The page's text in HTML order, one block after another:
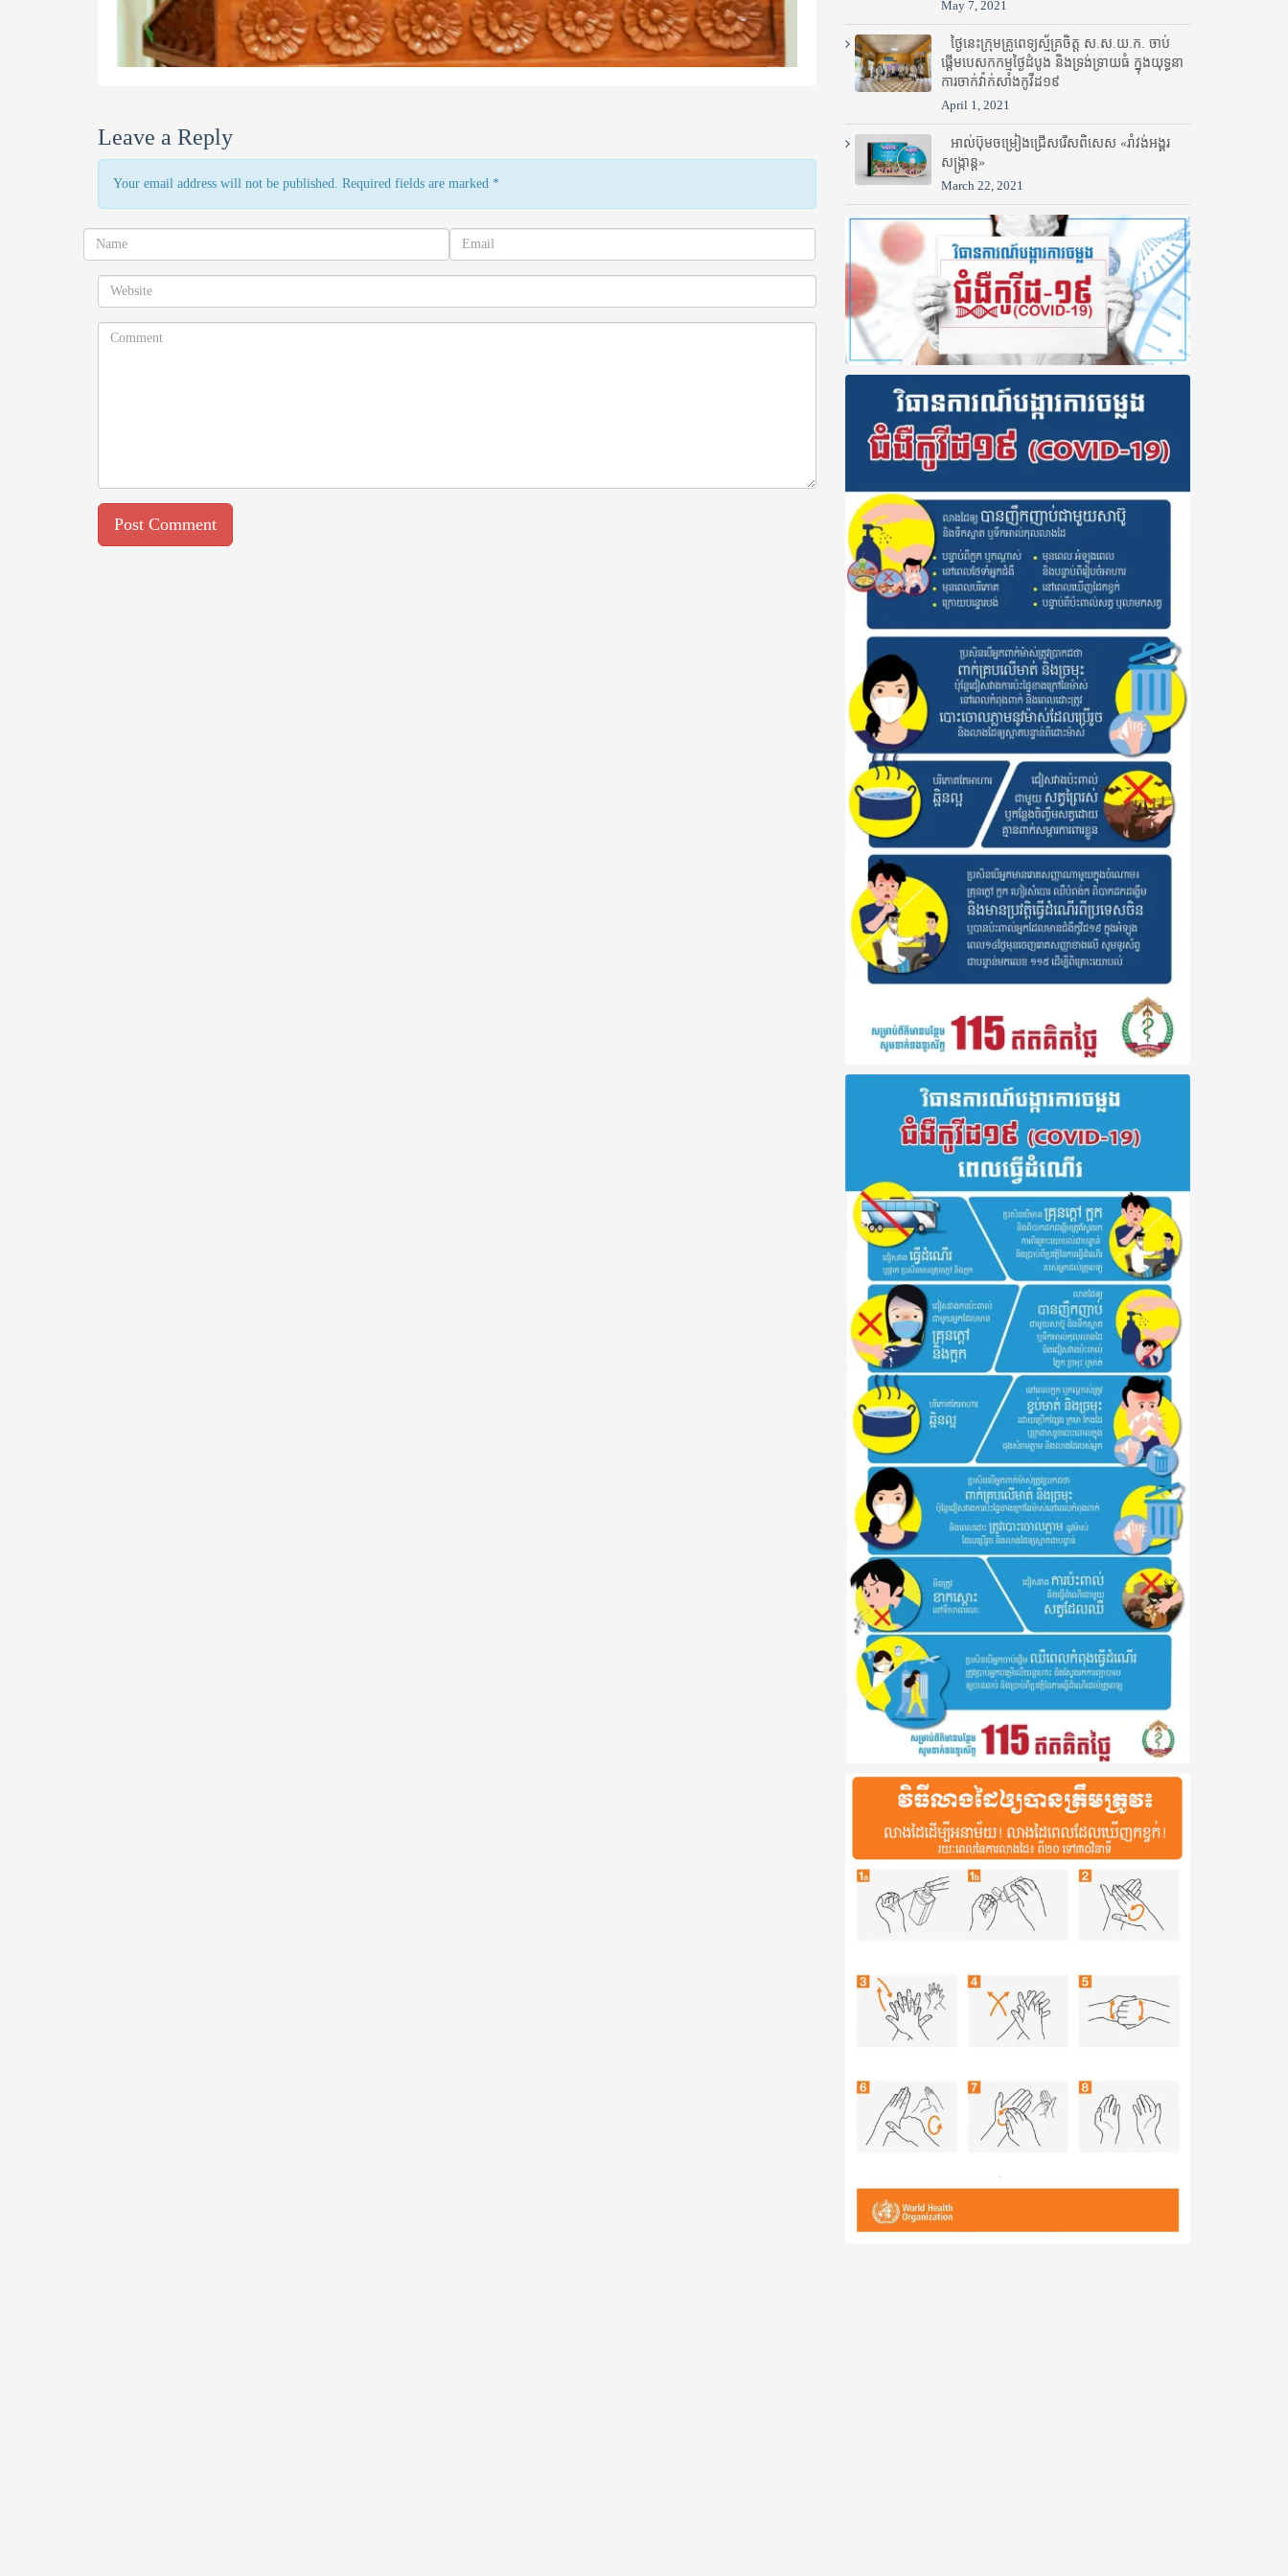
Leave a Reply
Your email address will not be published. Required fields are marked *
May 7, 2021
ថ្ងៃនេះក្រុមគ្រូពេទ្យស្ម័គ្រចិត្ត ស.ស.យ.ក. ចាប់
ផ្តើមបេសកកម្មថ្ងៃដំបូង និងទ្រង់ទ្រាយធំ ក្នុងយុទ្ធនា
ការចាក់វ៉ាក់សាំងកូវីដ១៩
April 1, 2021
អាល់ប៊ុមចម្រៀងជ្រើសរើសពិសេស «រាំវង់អង្គរ
សង្ក្រាន្ត»
March 22, 2021